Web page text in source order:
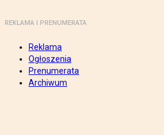
REKLAMA I PRENUMERATA
Reklama
Ogłoszenia
Prenumerata
Archiwum